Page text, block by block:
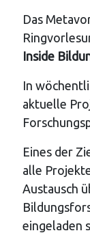
Das
Inside
In
aktuelle
Eines der
alle
Austausch
eingeladen